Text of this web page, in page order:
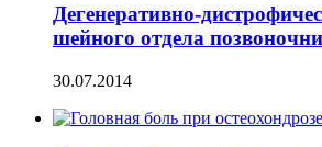
Дегенеративно-
шейного отдела
30.07.2014